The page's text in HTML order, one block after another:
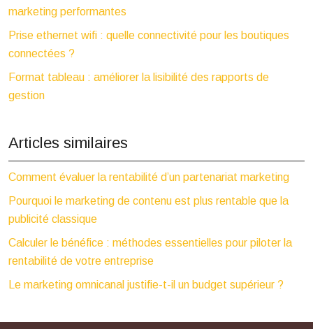
marketing performantes
Prise ethernet wifi : quelle connectivité pour les boutiques
connectées ?
Format tableau : améliorer la lisibilité des rapports de
gestion
Articles similaires
Comment évaluer la rentabilité d’un partenariat marketing
Pourquoi le marketing de contenu est plus rentable que la
publicité classique
Calculer le bénéfice : méthodes essentielles pour piloter la
rentabilité de votre entreprise
Le marketing omnicanal justifie-t-il un budget supérieur ?